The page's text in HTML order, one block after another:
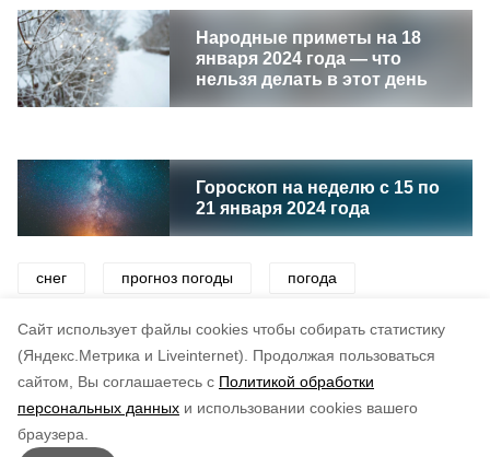
Cайт использует файлы cookies чтобы собирать статистику
(Яндекс.Метрика и Liveinternet).
Продолжая пользоваться
сайтом, Вы соглашаетесь с Политикой обработки
персональных данных и использовании cookies вашего
браузера.
Народные приметы на 18
января 2024 года — что
нельзя делать в этот день
Гороскоп на неделю с 15 по
21 января 2024 года
снег прогноз погоды погода
синоптики мороз циклон
по оценке
5